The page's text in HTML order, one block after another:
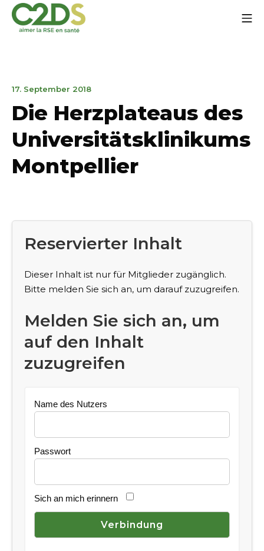
Zum
Inhalt
springen
17. September 201814.
2020
Die Herzplateaus des
Universitätsklinikums
Montpellier
Reservierter Inhalt
Dieser Inhalt ist nur für Mitglieder zugänglich.
Bitte melden Sie sich an, um darauf zuzugreifen.
Melden Sie sich an, um
auf den Inhalt
zuzugreifen
Name des Nutzers
Passwort
Sich an mich erinnern